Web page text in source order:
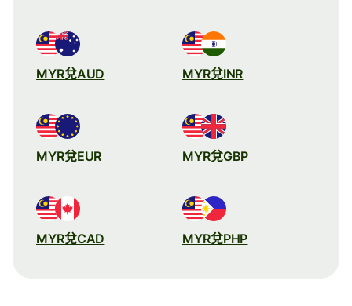
MYR兌AUD MYR兌INR
MYR兌EUR MYR兌GBP
MYR兌CAD MYR兌PHP